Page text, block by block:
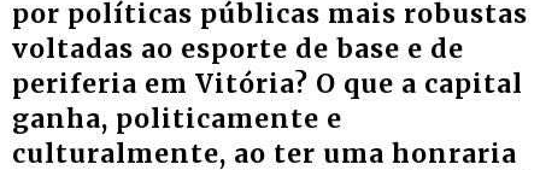
por políticas públicas mais robustas
voltadas ao esporte de base e de
periferia em Vitória? O que a capital
ganha, politicamente e
culturalmente, ao ter uma honraria